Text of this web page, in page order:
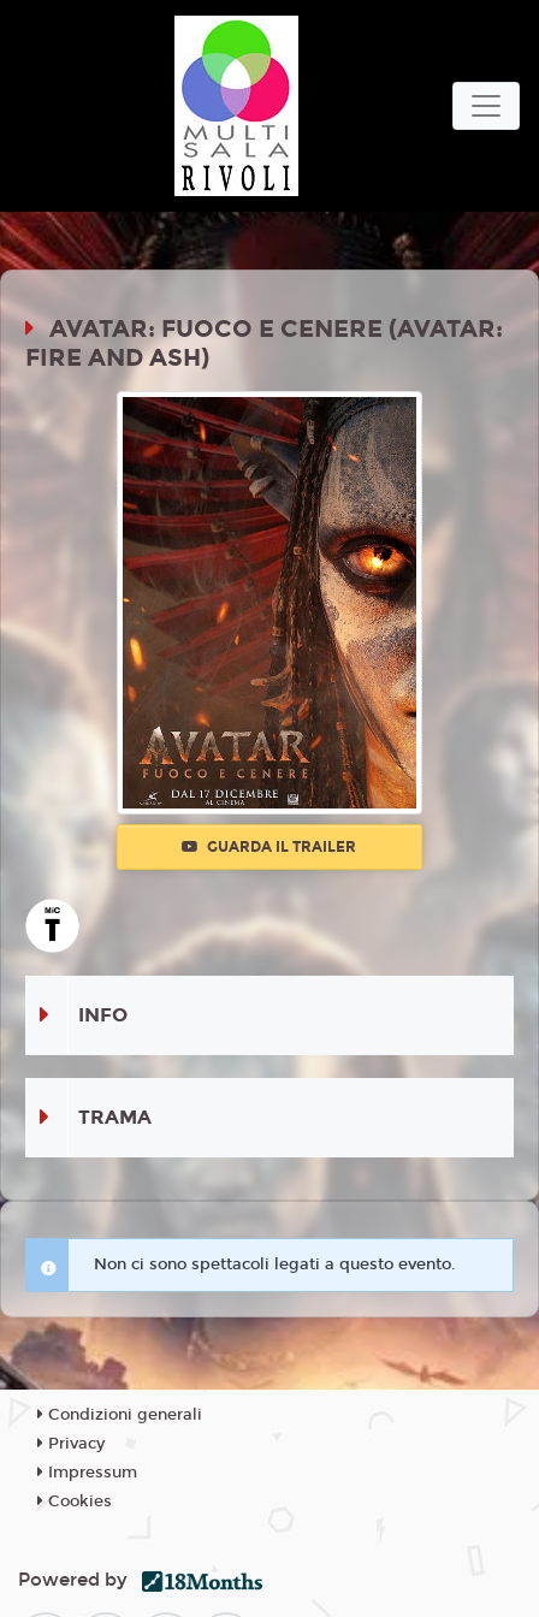
AVATAR: FUOCO E CENERE (AVATAR:
FIRE AND ASH)
GUARDA IL TRAILER
INFO
TRAMA
Non ci sono spettacoli legati a questo evento.
Condizioni generali
Privacy
Impressum
Cookies
Powered by